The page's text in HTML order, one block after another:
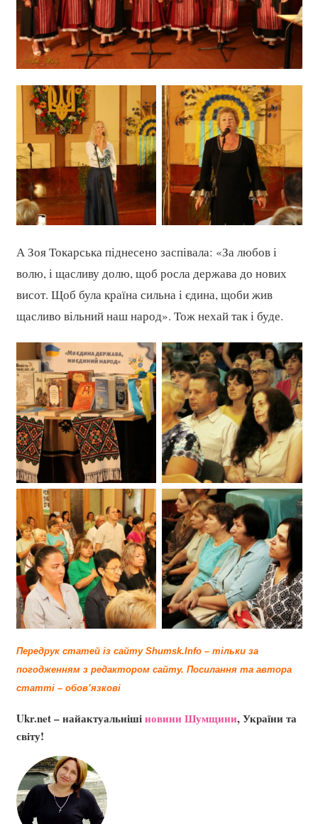
А Зоя Токарська піднесено заспівала: «За любов і
волю, і щасливу долю, щоб росла держава до нових
висот. Щоб була країна сильна і єдина, щоби жив
щасливо вільний наш народ». Тож нехай так і буде.
Передрук статей із сайту Shumsk.Info – тільки за
погодженням з редактором сайту. Посилання та автора
статті – обов’язкові
Ukr.net – найактуальнішіновини Шумщини, України та
світу!